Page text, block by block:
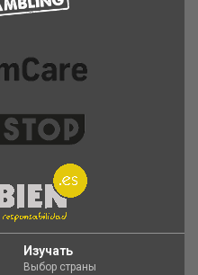
Изучать
Выбор страны